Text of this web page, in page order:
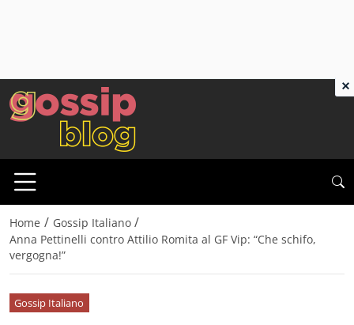
Home / Gossip Italiano /
Anna Pettinelli contro Attilio Romita al GF Vip: “Che schifo,
vergogna!”
Gossip Italiano
×